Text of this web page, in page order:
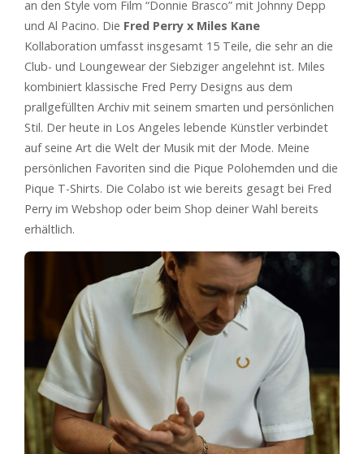
an den Style vom Film “Donnie Brasco” mit Johnny Depp
und Al Pacino. Die Fred Perry x Miles Kane
Kollaboration umfasst insgesamt 15 Teile, die sehr an die
Club- und Loungewear der Siebziger angelehnt ist. Miles
kombiniert klassische Fred Perry Designs aus dem
prallgefüllten Archiv mit seinem smarten und persönlichen
Stil. Der heute in Los Angeles lebende Künstler verbindet
auf seine Art die Welt der Musik mit der Mode. Meine
persönlichen Favoriten sind die Pique Polohemden und die
Pique T-Shirts. Die Colabo ist wie bereits gesagt bei Fred
Perry im Webshop oder beim Shop deiner Wahl bereits
erhältlich.